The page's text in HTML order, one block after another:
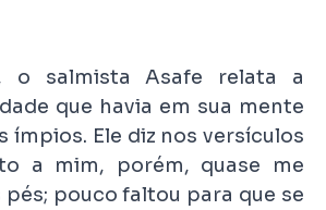
o salmista Asafe relata a
que havia em sua mente
ímpios. Ele diz nos versículos
a mim, porém, quase me
pés; pouco faltou para que se